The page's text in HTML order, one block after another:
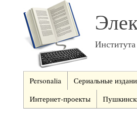
Personalia Сериальные
Интернет-проекты